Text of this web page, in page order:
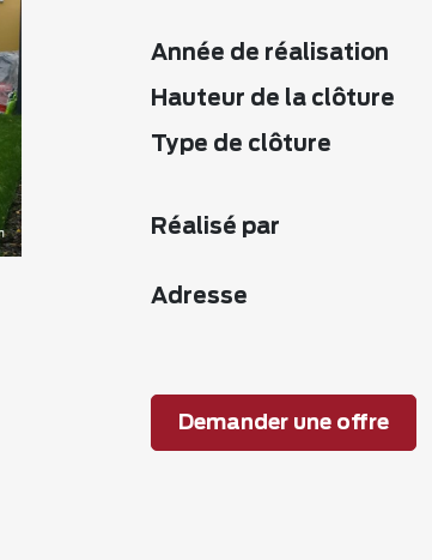
Année de réalisation
Hauteur de la clôture
Type de clôture
Réalisé par
Adresse
Demander une offre